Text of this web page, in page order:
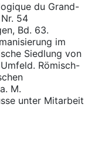
du Grand-
54
Bd. 63.
im
Siedlung von
Römisch-
M.
unter Mitarbeit